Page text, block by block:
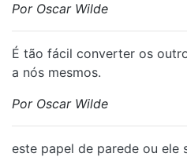
Por Oscar Wilde
É tão fácil converter os
a nós mesmos.
Por Oscar Wilde
este papel de parede ou ele